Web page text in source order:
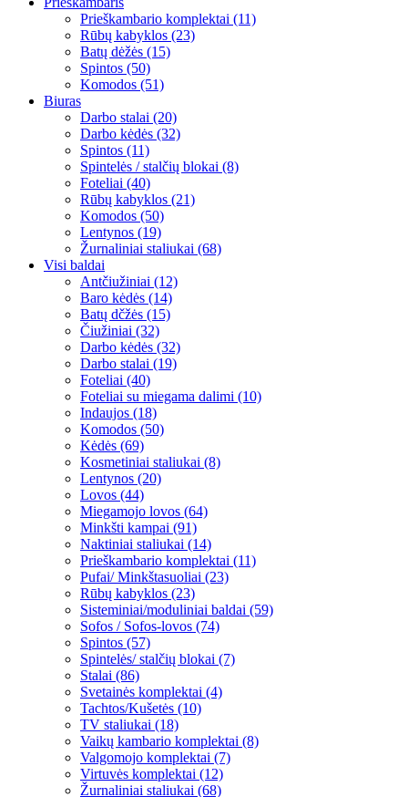
Prieškambario komplektai (11)
Rūbų kabyklos (23)
Batų dėžės (15)
Spintos (50)
Komodos (51)
Biuras
Darbo stalai (20)
Darbo kėdės (32)
Spintos (11)
Spintelės / stalčių blokai (8)
Foteliai (40)
Rūbų kabyklos (21)
Komodos (50)
Lentynos (19)
Žurnaliniai staliukai (68)
Visi baldai
Antčiužiniai (12)
Baro kėdės (14)
Batų dčžės (15)
Čiužiniai (32)
Darbo kėdės (32)
Darbo stalai (19)
Foteliai (40)
Foteliai su miegama dalimi (10)
Indaujos (18)
Komodos (50)
Kėdės (69)
Kosmetiniai staliukai (8)
Lentynos (20)
Lovos (44)
Miegamojo lovos (64)
Minkšti kampai (91)
Naktiniai staliukai (14)
Prieškambario komplektai (11)
Pufai/ Minkštasuoliai (23)
Rūbų kabyklos (23)
Sisteminiai/moduliniai baldai (59)
Sofos / Sofos-lovos (74)
Spintos (57)
Spintelės/ stalčių blokai (7)
Stalai (86)
Svetainės komplektai (4)
Tachtos/Kušetės (10)
TV staliukai (18)
Vaikų kambario komplektai (8)
Valgomojo komplektai (7)
Virtuvės komplektai (12)
Žurnaliniai staliukai (68)